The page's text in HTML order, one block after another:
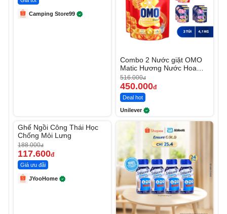
Camping Store99
Combo 2 Nước giặt OMO
Matic Hương Nước Hoa
Comfort 4.1KG
516.000đ
450.000đ
Deal hot
Unilever
-37%
Ghế Ngồi Công Thái Học
Chống Mỏi Lưng
188.000đ
117.600đ
Giá ưu đãi
JYooHome